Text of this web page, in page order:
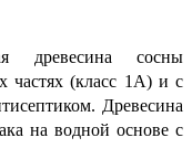
древесина сосны
частях (класс 1А) и с
Древесина
на водной основе с